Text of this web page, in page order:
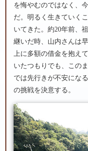
を悔やむのではなく、
だ。明るく生きていく
いてきた。約20年前、
継いだ時、山内さんは
上に多額の借金を抱え
いたつもりでも、この
では先行きが不安にな
の挑戦を決意する。